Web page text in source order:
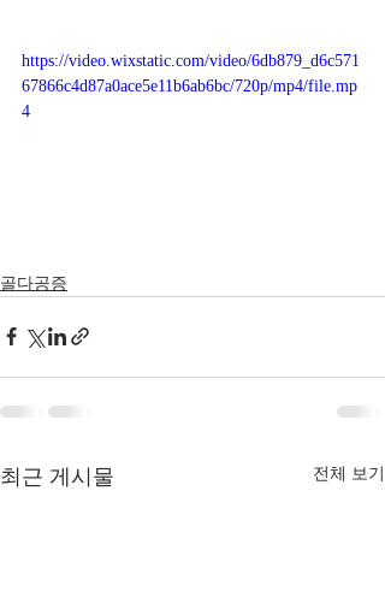
https://video.wixstatic.com/video/6db879_d6c571
67866c4d87a0ace5e11b6ab6bc/720p/mp4/file.mp
4
골다공증
최근 게시물 전체 보기